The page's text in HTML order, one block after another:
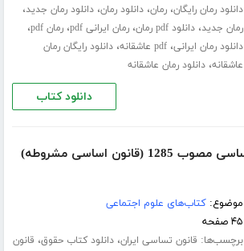
دانلود رمان رایگان،رمان،دانلود رمان،دانلود رمان جدید،
رمان جدید،دانلود pdf رمان ،رمان ایرانی pdf ،رمان pdf ،
دانلود رمان ایرانی،pdf عاشقانه ،دانلود رایگان رمان
عاشقانه،دانلود رمان عاشقانه
دانلود کتاب
دانلود کتاب قانون اساسی مصوب 1285 (قانون اساسی مشروطه)
موضوع:کتاب‌های علوم اجتماعی
۴۵ صفحه
برچسب‌ها: قانون تساسی ایران،دانلود کتاب حقوق، قانون